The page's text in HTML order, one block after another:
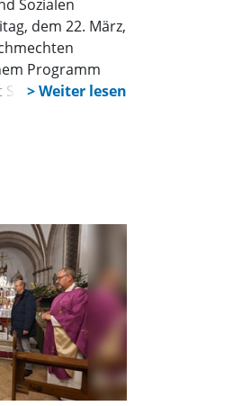
Sozialen
dem 22. März,
Programm
Sicherheit für
Ort gibt es
Münster und
rund um den
Enkeltochter
Willem wird
im Hause an
Erna.